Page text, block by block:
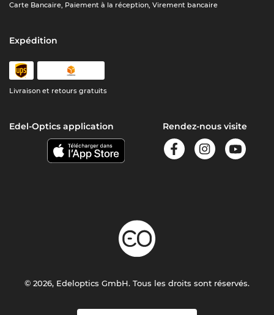
Carte Bancaire, Paiement à la réception, Virement bancaire
Expédition
Livraison et retours gratuits
Edel-Optics application Rendez-nous visite
© 2026, Edeloptics GmbH. Tous les droits sont réservés.